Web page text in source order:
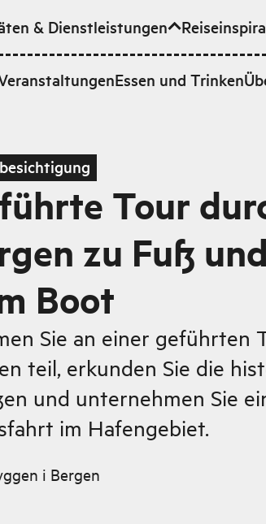
& Dienstleistungen
Essen und Trinken
Tour
zu Fuß
Boot
Sie an einer geführten
teil, erkunden Sie die
und unternehmen Sie
im Hafengebiet.
i Bergen